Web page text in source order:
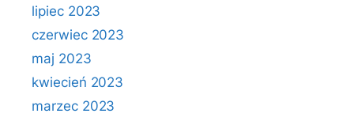
lipiec 2023
czerwiec 2023
maj 2023
kwiecień 2023
marzec 2023